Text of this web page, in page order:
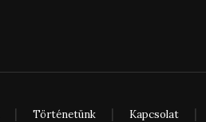
Történetünk Kapcsolat